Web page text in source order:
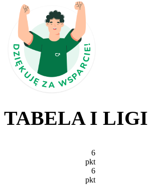
TABELA I LIGI
6
pkt
6
pkt